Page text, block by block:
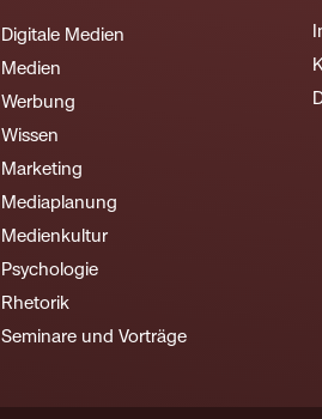
Digitale Medien
Medien
Werbung
Wissen
Marketing
Mediaplanung
Medienkultur
Psychologie
Rhetorik
Seminare und Vorträge